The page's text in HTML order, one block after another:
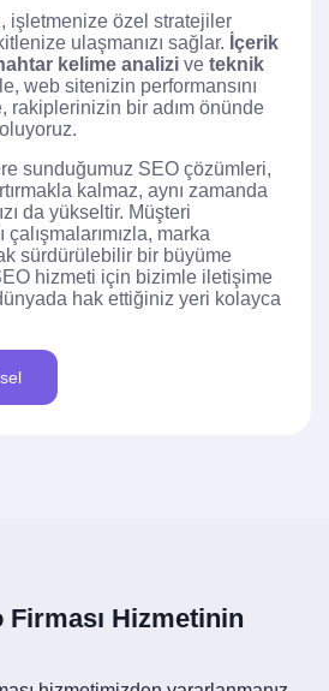
işletmenize özel stratejiler
ulaşmanızı sağlar. İçerik
kelime analizi ve teknik
web sitenizin performansını
rakiplerinizin bir adım önünde
sunduğumuz SEO çözümleri,
kalmaz, aynı zamanda
da yükseltir. Müşteri
marka
sürdürülebilir bir büyüme
hizmeti için bizimle iletişime
hak ettiğiniz yeri kolayca
Hizmetinin